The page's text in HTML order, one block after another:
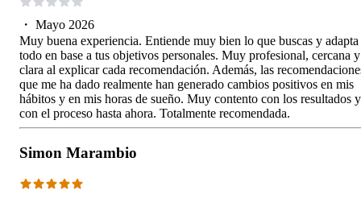
・ Mayo 2026
Muy buena experiencia. Entiende muy bien lo que buscas y adapta
todo en base a tus objetivos personales. Muy profesional, cercana y
clara al explicar cada recomendación. Además, las
que me ha dado realmente han generado cambios positivos en mis
hábitos y en mis horas de sueño. Muy contento con los resultados y
con el proceso hasta ahora. Totalmente recomendada.
Simon Marambio